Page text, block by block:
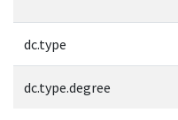
dc.type
dc.type.degree